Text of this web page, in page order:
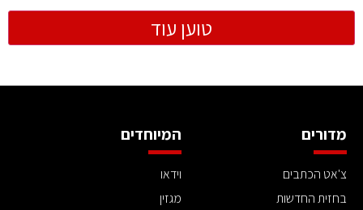
טוען עוד
מדורים
צ'אט הכתבים
בחזית החדשות
המיוחדים
וידאו
מגזין